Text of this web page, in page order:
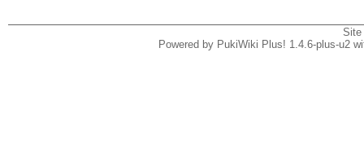
Powered by PukiWiki Plus! 1.4.6-plus-u2